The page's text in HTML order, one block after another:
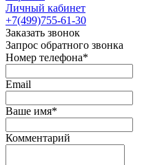
Личный кабинет
+7(499)755-61-30
Заказать звонок
Запрос обратного звонка
Номер телефона*
Email
Ваше имя*
Комментарий